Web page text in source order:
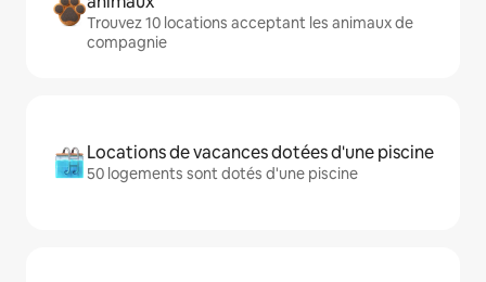
Trouvez 10 locations acceptant les animaux de
compagnie
Locations de vacances dotées d'une piscine
50 logements sont dotés d'une piscine